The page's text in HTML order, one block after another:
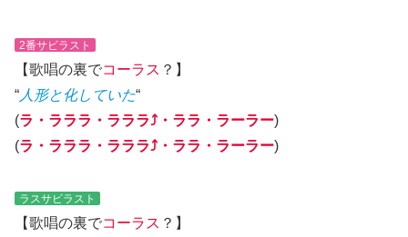
2番サビラスト
【歌唱の裏でコーラス ？】
“ 人形と化していた“
(ラ・ラララ・ラララ⤴︎・ララ・ラーラー)
(ラ・ラララ・ラララ⤴︎・ララ・ラーラー)
ラスサビラスト
【歌唱の裏でコーラス ？】